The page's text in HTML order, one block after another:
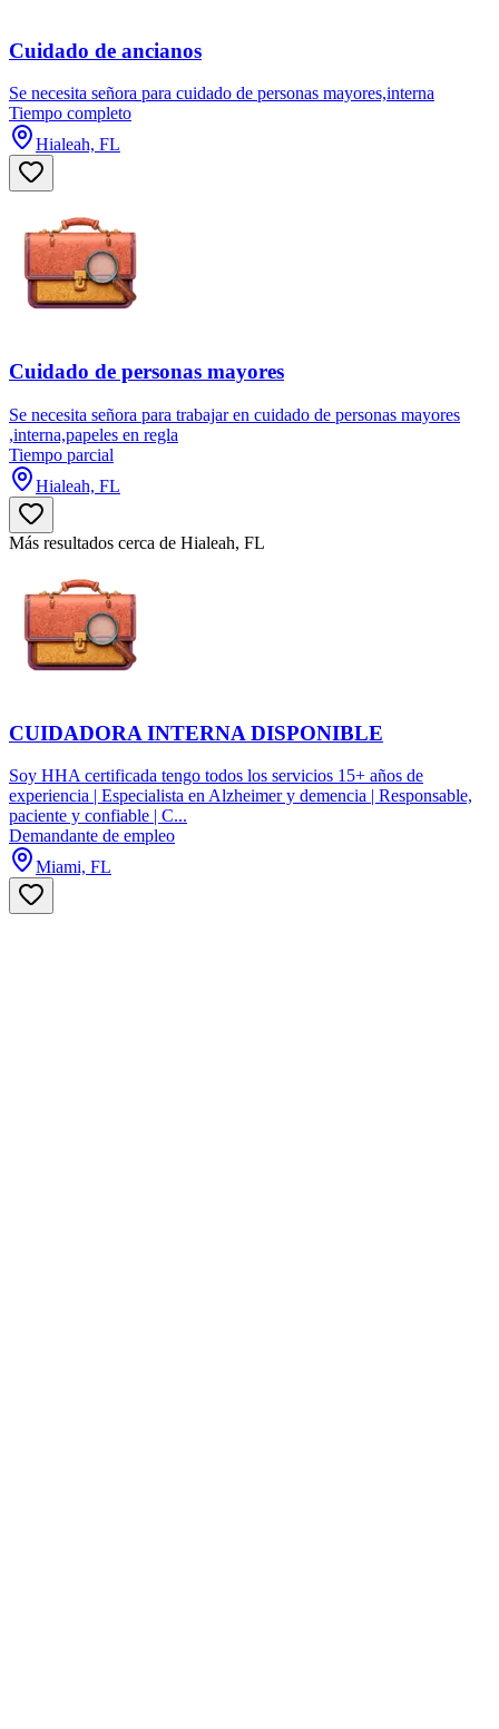
Cuidado de ancianos
Se necesita señora para cuidado de personas mayores,interna
Tiempo completo
Hialeah, FL
Cuidado de personas mayores
Se necesita señora para trabajar en cuidado de personas mayores
,interna,papeles en regla
Tiempo parcial
Hialeah, FL
Más resultados cerca de Hialeah, FL
CUIDADORA INTERNA DISPONIBLE
Soy HHA certificada tengo todos los servicios 15+ años de
experiencia | Especialista en Alzheimer y demencia | Responsable,
paciente y confiable | C...
Demandante de empleo
Miami, FL